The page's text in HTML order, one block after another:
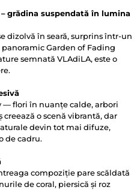
grădina suspendată în lumina
dizolvă în seară, surprins într-un
Garden of Fading
semnată VLAdiLA, este o
— flori în nuanțe calde, arbori
o scenă vibrantă, dar
devin tot mai difuze,
de cadru.
compoziție pare scăldată
de coral, piersică și roz